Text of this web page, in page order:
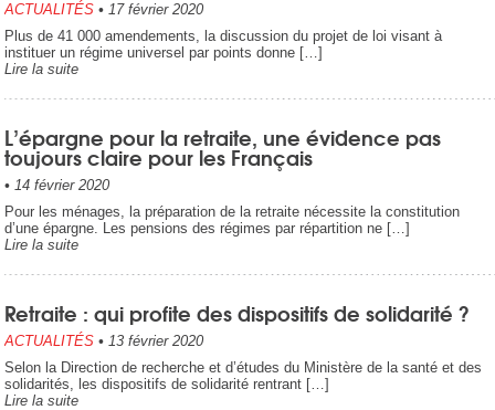
ACTUALITÉS • 17 février 2020
Plus de 41 000 amendements, la discussion du projet de loi visant à
instituer un régime universel par points donne […]
Lire la suite
L’épargne pour la retraite, une évidence pas
toujours claire pour les Français
• 14 février 2020
Pour les ménages, la préparation de la retraite nécessite la constitution
d’une épargne. Les pensions des régimes par répartition ne […]
Lire la suite
Retraite : qui profite des dispositifs de solidarité ?
ACTUALITÉS • 13 février 2020
Selon la Direction de recherche et d’études du Ministère de la santé et des
solidarités, les dispositifs de solidarité rentrant […]
Lire la suite